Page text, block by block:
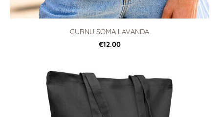
GURNU SOMA LAVANDA
€12.00